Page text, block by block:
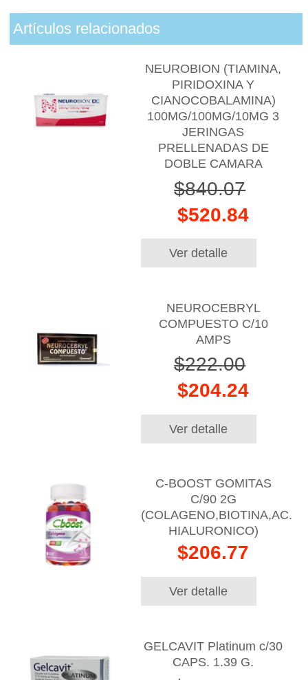
Artículos relacionados
NEUROBION (TIAMINA,
PIRIDOXINA Y
CIANOCOBALAMINA)
100MG/100MG/10MG 3
JERINGAS
PRELLENADAS DE
DOBLE CAMARA
$840.07
$520.84
Ver detalle
NEUROCEBRYL
COMPUESTO C/10
AMPS
$222.00
$204.24
Ver detalle
C-BOOST GOMITAS
C/90 2G
(COLAGENO,BIOTINA,AC.
HIALURONICO)
$206.77
Ver detalle
GELCAVIT Platinum c/30
CAPS. 1.39 G.